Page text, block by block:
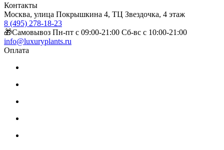
Контакты
Москва, улица Покрышкина 4, ТЦ Звездочка, 4 этаж
8 (495) 278-18-23
🎁Самовывоз Пн-пт с 09:00-21:00 Сб-вс с 10:00-21:00
info@luxuryplants.ru
Оплата